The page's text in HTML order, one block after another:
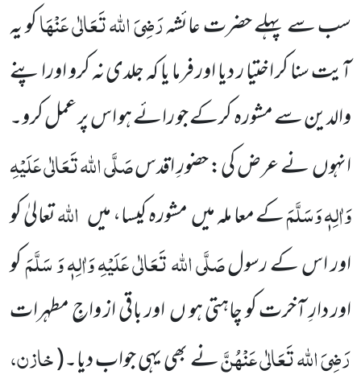
سب سے پہلے حضرت عائشہرَضِیَ اللہ تَعَالٰی عَنْہَاکو یہ
آیت سنا کر اختیا ر دیا اور فرما یا کہ جلدی نہ کرو اوراپنے
والدین سے مشورہ کرکے جو رائے ہو اس پر عمل کرو۔
انہوں نے عرض کی: حضورِ اقدسصَلَّی اللہ تَعَالٰی عَلَیْہِ
وَاٰلِہٖ وَسَلَّمَکے معا ملہ میں مشورہ کیسا، میں اللہتعالیٰ کو
اور اس کے رسولصَلَّی اللہ تَعَالٰی عَلَیْہِ وَاٰلِہٖ وَ سَلَّمَکو
اور دارِ آخرت کو چاہتی ہو ں اور باقی از واجِ مطہرات
رَضِیَ اللہ تَعَالٰی عَنْہُنَّنے بھی یہی جواب دیا۔(خازن،